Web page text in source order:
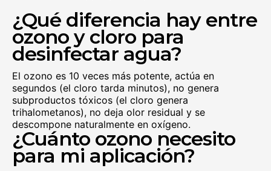
¿Qué diferencia hay entre
ozono y cloro para
desinfectar agua?
El ozono es 10 veces más potente, actúa en
segundos (el cloro tarda minutos), no genera
subproductos tóxicos (el cloro genera
trihalometanos), no deja olor residual y se
descompone naturalmente en oxígeno.
¿Cuánto ozono necesito
para mi aplicación?